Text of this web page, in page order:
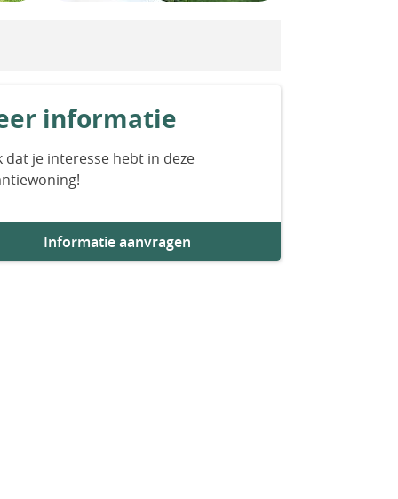
informatie
dat je interesse hebt in deze
Informatie aanvragen